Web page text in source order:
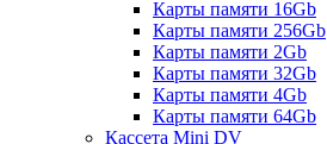
Карты памяти 16Gb
Карты памяти 256Gb
Карты памяти 2Gb
Карты памяти 32Gb
Карты памяти 4Gb
Карты памяти 64Gb
Кассета Mini DV